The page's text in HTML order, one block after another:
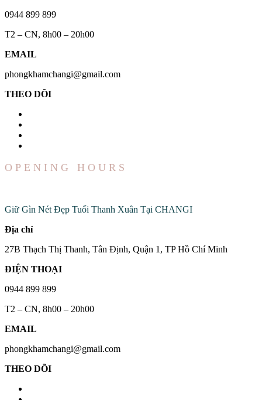
0944 899 899
T2 – CN, 8h00 – 20h00
EMAIL
phongkhamchangi@gmail.com
THEO DÕI
OPENING HOURS
Giữ Gìn Nét Đẹp Tuổi Thanh Xuân Tại CHANGI
Địa chỉ
27B Thạch Thị Thanh, Tân Định, Quận 1, TP Hồ Chí Minh
ĐIỆN THOẠI
0944 899 899
T2 – CN, 8h00 – 20h00
EMAIL
phongkhamchangi@gmail.com
THEO DÕI